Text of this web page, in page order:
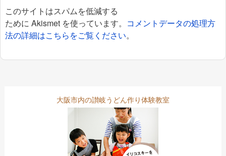
このサイトはスパムを低減する
ために Akismet を使っています。 コメントデータの処理方
法の詳細はこちらをご覧ください。
大阪市内の讃岐うどん作り体験教室